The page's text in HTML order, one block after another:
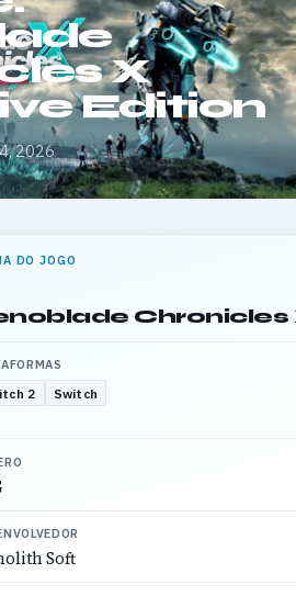
X
Edition
2026
DO JOGO
Chronicles
2 Switch
Soft